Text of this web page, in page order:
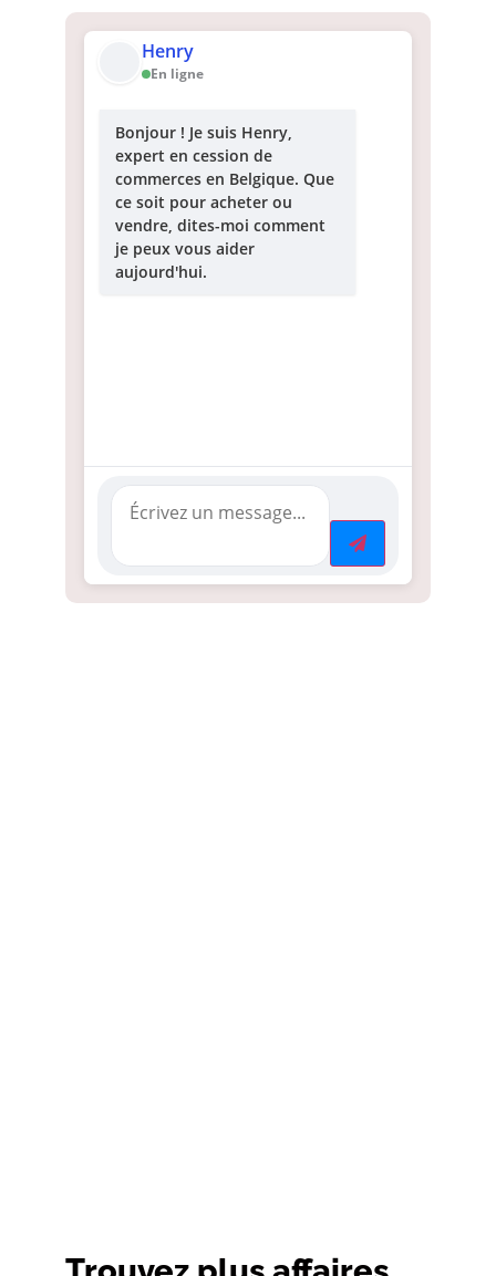
Henry
En ligne
Bonjour ! Je suis Henry,
expert en cession de
commerces en Belgique. Que
ce soit pour acheter ou
vendre, dites-moi comment
je peux vous aider
aujourd'hui.